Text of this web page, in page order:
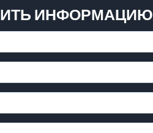
ИНФОРМАЦИЮ